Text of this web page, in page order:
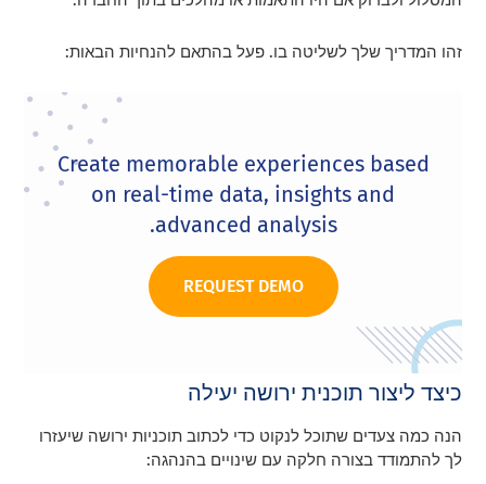
זהו המדריך שלך לשליטה בו. פעל בהתאם להנחיות הבאות:
Create memorable experiences based
on real-time data, insights and
advanced analysis.
REQUEST DEMO
כיצד ליצור תוכנית ירושה יעילה
הנה כמה צעדים שתוכל לנקוט כדי לכתוב תוכניות ירושה שיעזרו
לך להתמודד בצורה חלקה עם שינויים בהנהגה: